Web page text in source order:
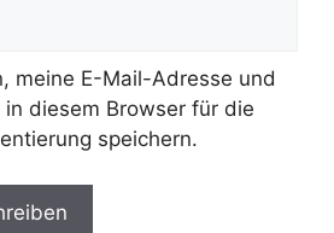
meine E-Mail-Adresse und
in diesem Browser für die
speichern.